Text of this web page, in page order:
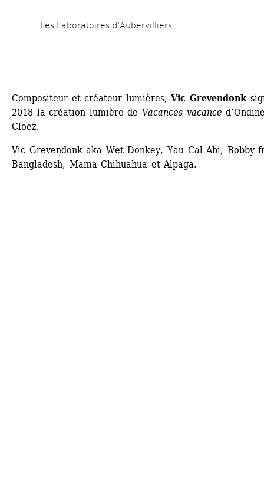
au
Les Laboratoires d’Aubervilliers
Compositeur et créateur lumières, Vic Grevendonk
2018 la création lumière de Vacances vacance
Cloez.
Vic Grevendonk aka Wet Donkey, Yau Cal Abi, Bobby
Bangladesh, Mama Chihuahua et Alpaga.